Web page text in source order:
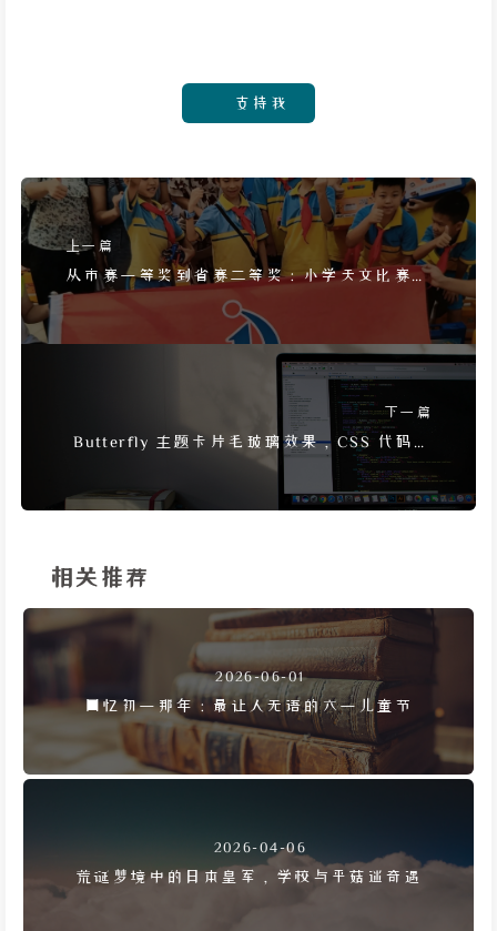
支持我
上一篇
从市赛一等奖到省赛二等奖：小学天文比赛回
下一篇
Butterfly 主题卡片毛玻璃效果，CSS 代码与
暗色模式适配
相关推荐
2026-06-01
回忆初一那年：最让人无语的六一儿童节
2026-04-06
荒诞梦境中的日本皇军，学校与平菇迷奇遇